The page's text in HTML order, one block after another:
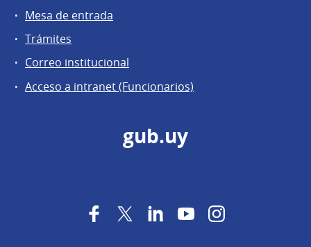
Mesa de entrada
Trámites
Correo institucional
Acceso a intranet (Funcionarios)
gub.uy
FacebookTwitter LinkedInYouTubeInstagram